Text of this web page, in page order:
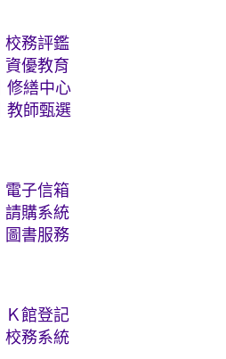
校務評鑑
資優教育
修繕中心
教師甄選
電子信箱
請購系統
圖書服務
Ｋ館登記
校務系統